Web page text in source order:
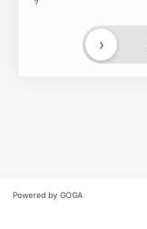
›
Powered by GOGA